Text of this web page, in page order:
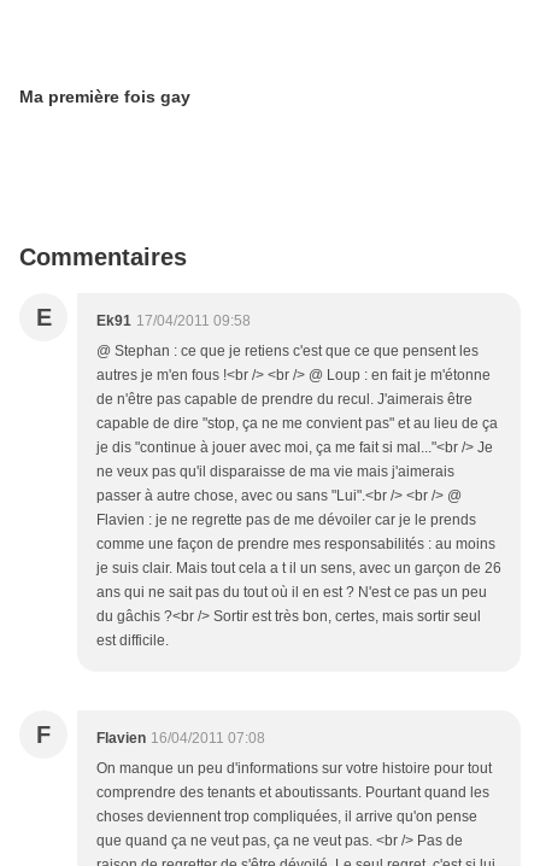
Ma première fois gay
Commentaires
E Ek91 17/04/2011 09:58
@ Stephan : ce que je retiens c'est que ce que pensent les
autres je m'en fous !<br /> <br /> @ Loup : en fait je m'étonne
de n'être pas capable de prendre du recul. J'aimerais être
capable de dire "stop, ça ne me convient pas" et au lieu de ça
je dis "continue à jouer avec moi, ça me fait si mal..."<br /> Je
ne veux pas qu'il disparaisse de ma vie mais j'aimerais
passer à autre chose, avec ou sans "Lui".<br /> <br /> @
Flavien : je ne regrette pas de me dévoiler car je le prends
comme une façon de prendre mes responsabilités : au moins
je suis clair. Mais tout cela a t il un sens, avec un garçon de 26
ans qui ne sait pas du tout où il en est ? N'est ce pas un peu
du gâchis ?<br /> Sortir est très bon, certes, mais sortir seul
est difficile.
F Flavien 16/04/2011 07:08
On manque un peu d'informations sur votre histoire pour tout
comprendre des tenants et aboutissants. Pourtant quand les
choses deviennent trop compliquées, il arrive qu'on pense
que quand ça ne veut pas, ça ne veut pas. <br /> Pas de